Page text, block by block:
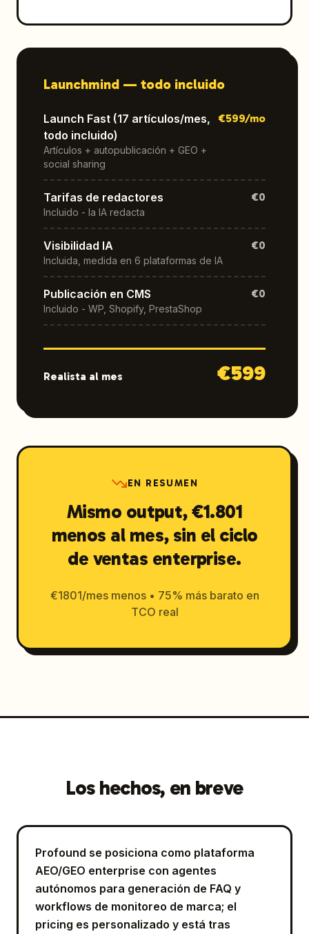
Launchmind — todo incluido
Launch Fast (17 artículos/mes,
todo incluido)
Artículos + autopublicación + GEO +
social sharing
€599/mo
Tarifas de redactores
Incluido - la IA redacta
€0
Visibilidad IA
Incluida, medida en 6 plataformas de IA
€0
Publicación en CMS
Incluido - WP, Shopify, PrestaShop
€0
Realista al mes €599
EN RESUMEN
Mismo output, €1.801
menos al mes, sin el ciclo
de ventas enterprise.
€1801/mes menos • 75% más barato en
TCO real
Los hechos, en breve
Profound se posiciona como plataforma
AEO/GEO enterprise con agentes
autónomos para generación de FAQ y
workflows de monitoreo de marca; el
pricing es personalizado y está tras